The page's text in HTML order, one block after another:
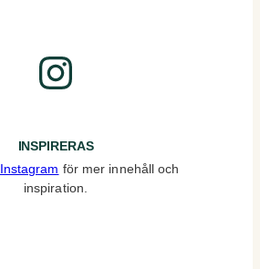
Instagram
INSPIRERAS
Instagram för mer innehåll och
inspiration.